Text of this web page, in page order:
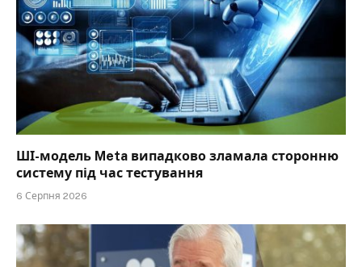
ШІ-модель Meta випадково зламала сторонню
систему під час тестування
6 Серпня 2026